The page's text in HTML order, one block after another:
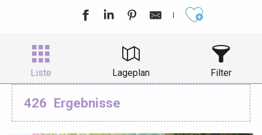
Liste Lageplan Filter
426 Ergebnisse